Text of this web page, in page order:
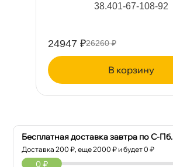
38.401-67-108-92
24947 ₽26260 ₽
корзину
Бесплатная доставка завтра по С-Пб.
Доставка200 ₽, еще2000 ₽ и будет 0 ₽
0 ₽